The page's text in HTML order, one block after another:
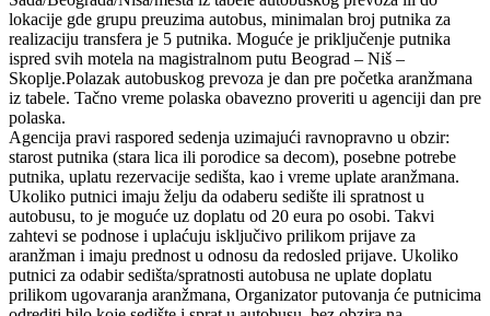
lokacije gde grupu preuzima autobus, minimalan broj putnika za
realizaciju transfera je 5 putnika. Moguće je priključenje putnika
ispred svih motela na magistralnom putu Beograd – Niš –
Skoplje.Polazak autobuskog prevoza je dan pre početka aranžmana
iz tabele. Tačno vreme polaska obavezno proveriti u agenciji dan pre
polaska.
Agencija pravi raspored sedenja uzimajući ravnopravno u obzir:
starost putnika (stara lica ili porodice sa decom), posebne potrebe
putnika, uplatu rezervacije sedišta, kao i vreme uplate aranžmana.
Ukoliko putnici imaju želju da odaberu sedište ili spratnost u
autobusu, to je moguće uz doplatu od 20 eura po osobi. Takvi
zahtevi se podnose i uplaćuju isključivo prilikom prijave za
aranžman i imaju prednost u odnosu da redosled prijave. Ukoliko
putnici za odabir sedišta/spratnosti autobusa ne uplate doplatu
prilikom ugovaranja aranžmana, Organizator putovanja će putnicima